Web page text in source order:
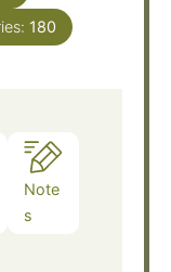
180
Note
s